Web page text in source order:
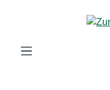
Zum Hauptinhalt